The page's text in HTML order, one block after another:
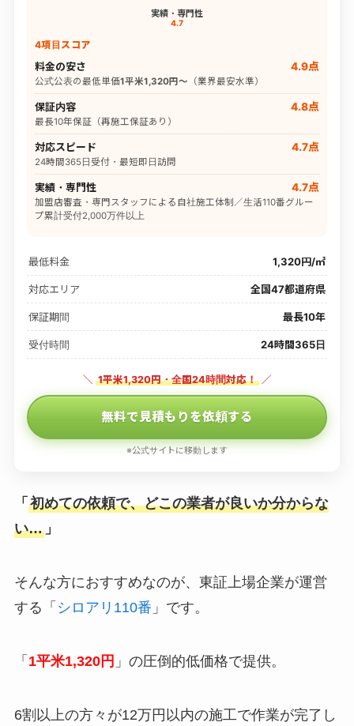
実績・専門性
4.7
4項目スコア
料金の安さ 4.9点
公式公表の最低単価1平米1,320円〜 （業界最安水準）
保証内容 4.8点
最長10年保証（再施工保証あり）
対応スピード 4.7点
24時間365日受付・最短即日訪問
実績・専門性 4.7点
加盟店審査・専門スタッフによる自社施工体制／生活110番グルー
プ累計受付2,000万件以上
最低料金 1,320円/㎡
対応エリア 全国47都道府県
保証期間 最長10年
受付時間 24時間365日
＼ 1平米1,320円・全国24時間対応！ ／
無料で見積もりを依頼する
※公式サイトに移動します
「 初めての依頼で、どこの業者が良いか分からな
い…」
そんな方におすすめなのが、東証上場企業が運営
する「 シロアリ110番 」です。
「 1平米1,320円 」の圧倒的低価格で提供。
6割以上の方々が12万円以内の施工で作業が完了し